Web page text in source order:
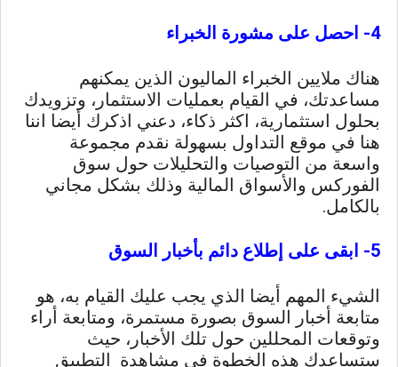
4- احصل على مشورة الخبراء
هناك ملايين الخبراء الماليون الذين يمكنهم
مساعدتك، في القيام بعمليات الاستثمار، وتزويدك
بحلول استثمارية، اكثر ذكاء، دعني اذكرك أيضا اننا
هنا في موقع التداول بسهولة نقدم مجموعة
واسعة من التوصيات والتحليلات حول سوق
الفوركس والأسواق المالية وذلك بشكل مجاني
بالكامل.
5- ابقى على إطلاع دائم بأخبار السوق
الشيء المهم أيضا الذي يجب عليك القيام به، هو
متابعة أخبار السوق بصورة مستمرة، ومتابعة أراء
وتوقعات المحللين حول تلك الأخبار، حيث
ستساعدك هذه الخطوة في مشاهدة التطبيق